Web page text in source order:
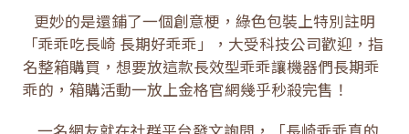
更妙的是還鋪了一個創意梗，綠色包裝上特別註明
「乖乖吃長崎 長期好乖乖」，大受科技公司歡迎，指
名整箱購買，想要放這款長效型乖乖讓機器們長期乖
乖的，箱購活動一放上金格官網幾乎秒殺完售！